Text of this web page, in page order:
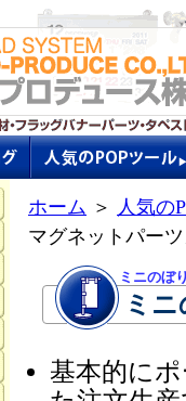
ホーム ＞ 人気の
マグネットパー
ミニのぼ
ミ
基本的に